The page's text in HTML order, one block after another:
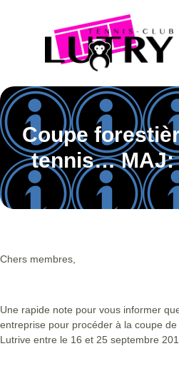
Coupe
tennis… MAJ:
Chers membres,
Une rapide note pour vous informer
entreprise pour procéder à la coupe
Lutrive entre le 16 et 25 septembre